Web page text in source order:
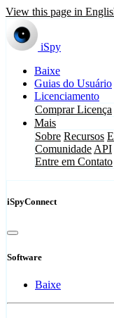
View this page in
iSpy
Baixe
Guias do Usuário
Licenciamento
Comprar Licença
Mais
Sobre Recursos
Comunidade API
Entre em Contato
iSpyConnect
Software
Baixe